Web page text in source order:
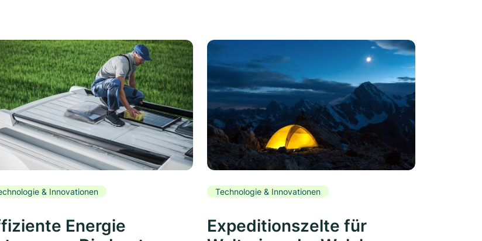
& Innovationen
Energie
Technologie & Innovationen
Expeditionszelte für